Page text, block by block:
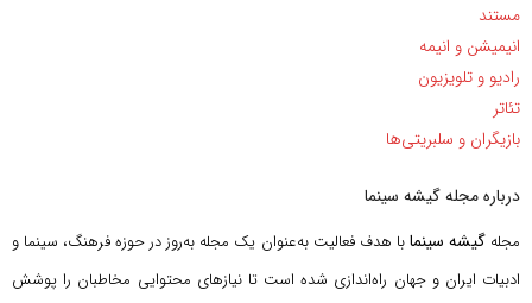
مستند
انیمیشن و انیمه
رادیو و تلویزیون
تئاتر
بازیگران و سلبریتی‌ها
درباره مجله گیشه سینما
مجلهگیشه سینمابا هدف فعالیت به‌عنوان یک مجله به‌روز در حوزه فرهنگ، سینما و
ادبیات ایران و جهان راه‌اندازی شده است تا نیازهای محتوایی مخاطبان را پوشش